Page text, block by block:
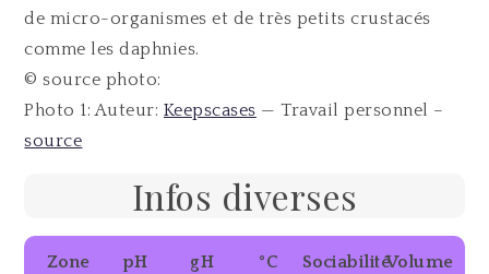
de micro-organismes et de très petits crustacés
comme les daphnies.
© source photo:
Photo 1: Auteur: Keepscases — Travail personnel –
source
Infos diverses
Zone
pH gH °C SociabilitéVolume